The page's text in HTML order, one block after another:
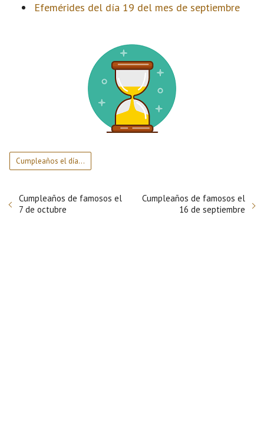
Efemérides del día 19 del mes de septiembre
Cumpleaños el día…
Cumpleaños de famosos el
7 de octubre
Cumpleaños de famosos el
16 de septiembre